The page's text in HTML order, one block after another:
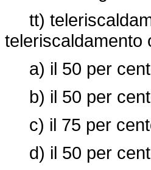
tt)
teleriscaldamento
a) il 50 per
b) il 50 per
c) il 75 per
d) il 50 per